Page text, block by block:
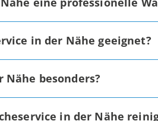
in der Nähe geeignet?
Nähe besonders?
in der Nähe